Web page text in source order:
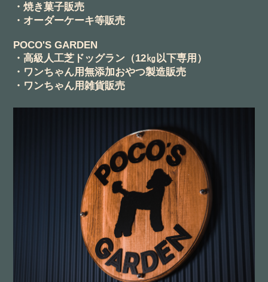
・焼き菓子販売
・オーダーケーキ等販売
POCO'S GARDEN
・高級人工芝ドッグラン（12㎏以下専用）
・ワンちゃん用無添加おやつ製造販売
・ワンちゃん用雑貨販売